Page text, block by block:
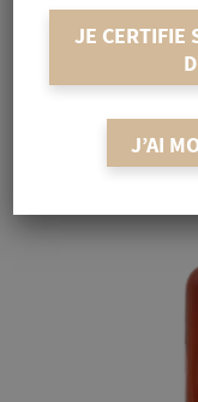
Cinq-Cinq
70cl
JE CERTIFIE
J’AI